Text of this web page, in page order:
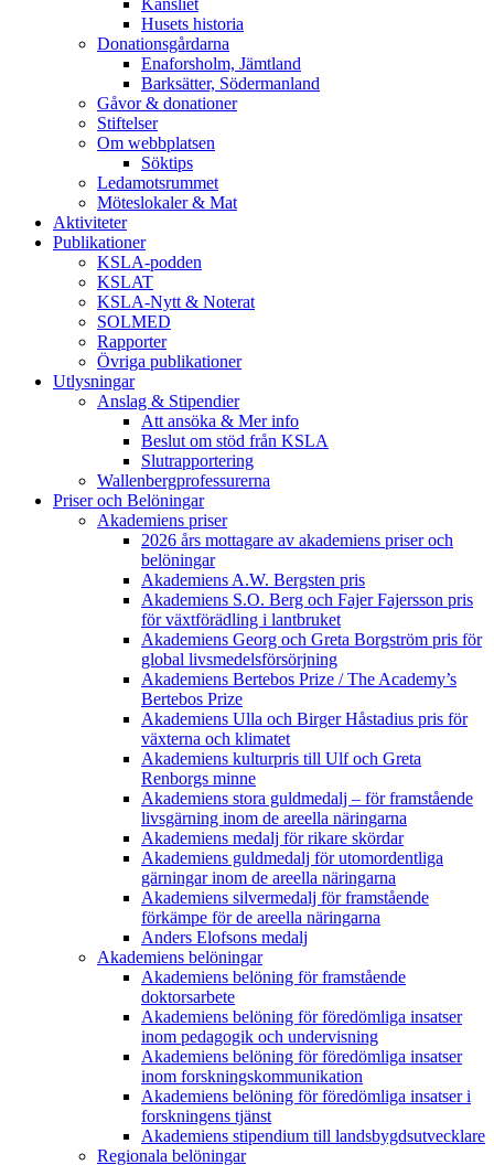
Kansliet
Husets historia
Donationsgårdarna
Enaforsholm, Jämtland
Barksätter, Södermanland
Gåvor & donationer
Stiftelser
Om webbplatsen
Söktips
Ledamotsrummet
Möteslokaler & Mat
Aktiviteter
Publikationer
KSLA-podden
KSLAT
KSLA-Nytt & Noterat
SOLMED
Rapporter
Övriga publikationer
Utlysningar
Anslag & Stipendier
Att ansöka & Mer info
Beslut om stöd från KSLA
Slutrapportering
Wallenbergprofessurerna
Priser och Belöningar
Akademiens priser
2026 års mottagare av akademiens priser och
belöningar
Akademiens A.W. Bergsten pris
Akademiens S.O. Berg och Fajer Fajersson pris
för växtförädling i lantbruket
Akademiens Georg och Greta Borgström pris för
global livsmedelsförsörjning
Akademiens Bertebos Prize / The Academy’s
Bertebos Prize
Akademiens Ulla och Birger Håstadius pris för
växterna och klimatet
Akademiens kulturpris till Ulf och Greta
Renborgs minne
Akademiens stora guldmedalj – för framstående
livsgärning inom de areella näringarna
Akademiens medalj för rikare skördar
Akademiens guldmedalj för utomordentliga
gärningar inom de areella näringarna
Akademiens silvermedalj för framstående
förkämpe för de areella näringarna
Anders Elofsons medalj
Akademiens belöningar
Akademiens belöning för framstående
doktorsarbete
Akademiens belöning för föredömliga insatser
inom pedagogik och undervisning
Akademiens belöning för föredömliga insatser
inom forskningskommunikation
Akademiens belöning för föredömliga insatser i
forskningens tjänst
Akademiens stipendium till landsbygdsutvecklare
Regionala belöningar